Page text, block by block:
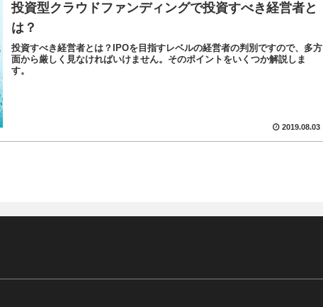
投資型クラウドファンディングで投資すべき経営者と
は？
投資すべき経営者とは？IPOを目指すレベルの経営者の判別ですので、多方
面から厳しく見なければいけません。そのポイントをいくつか解説しま
す。
2019.08.03